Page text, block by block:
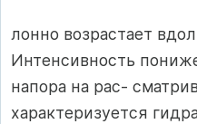
лонно возрастает
Интенсивность
напора на рас-
характеризуется